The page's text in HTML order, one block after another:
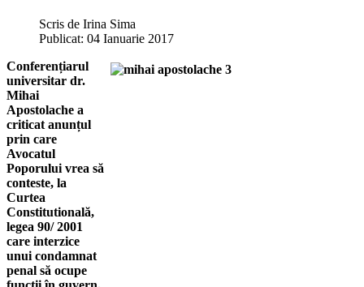
Scris de Irina Sima
Publicat: 04 Ianuarie 2017
Conferențiarul
universitar dr.
Mihai
Apostolache a
criticat anunțul
prin care
Avocatul
Poporului vrea să
conteste, la
Curtea
Constitutională,
legea 90/ 2001
care interzice
unui condamnat
penal să ocupe